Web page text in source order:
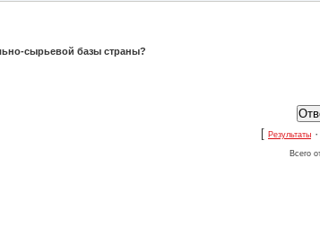
сырьевой базы страны?
[ Результаты ·
Всего